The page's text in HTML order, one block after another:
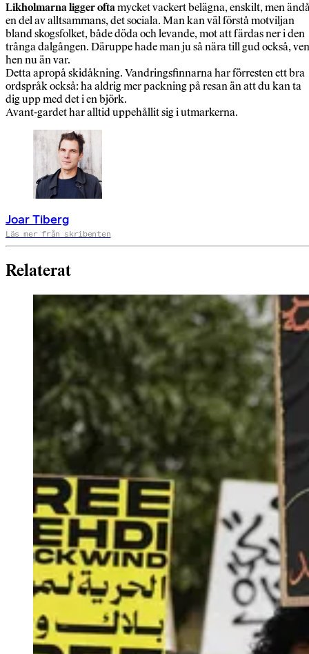
Likholmarna ligger oftamycket vackert belägna, enskilt, men
en del av alltsammans, det sociala. Man kan väl förstå motviljan
bland skogsfolket, både döda och levande, mot att färdas ner i den
trånga dalgången. Däruppe hade man ju så nära till gud också,
hen nu än var.
Detta apropå skidåkning. Vandringsfinnarna har förresten ett bra
ordspråk också: ha aldrig mer packning på resan än att du kan ta
dig upp med det i en björk.
Avant-gardet har alltid uppehållit sig i utmarkerna.
Joar Tiberg
Läs mer från skribenten
Relaterat